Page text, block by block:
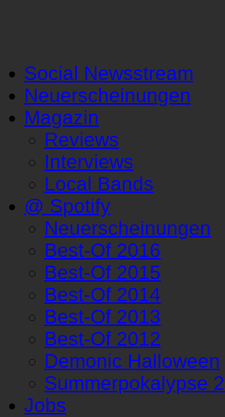
Social Newsstream
Neuerscheinungen
Magazin
Reviews
Interviews
Local Bands
@ Spotify
Neuerscheinungen
Best-Of 2016
Best-Of 2015
Best-Of 2014
Best-Of 2013
Best-Of 2012
Demonic Halloween
Summerpokalypse
Jobs